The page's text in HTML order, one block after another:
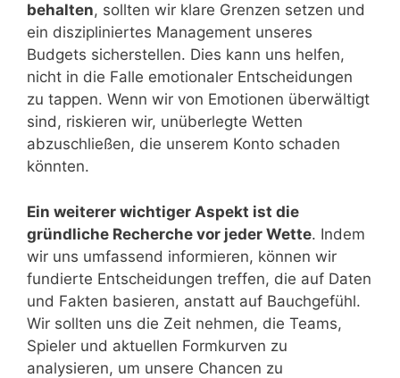
behalten, sollten wir klare Grenzen setzen und
ein diszipliniertes Management unseres
Budgets sicherstellen. Dies kann uns helfen,
nicht in die Falle emotionaler Entscheidungen
zu tappen. Wenn wir von Emotionen überwältigt
sind, riskieren wir, unüberlegte Wetten
abzuschließen, die unserem Konto schaden
könnten.
Ein weiterer wichtiger Aspekt ist die
gründliche Recherche vor jeder Wette. Indem
wir uns umfassend informieren, können wir
fundierte Entscheidungen treffen, die auf Daten
und Fakten basieren, anstatt auf Bauchgefühl.
Wir sollten uns die Zeit nehmen, die Teams,
Spieler und aktuellen Formkurven zu
analysieren, um unsere Chancen zu